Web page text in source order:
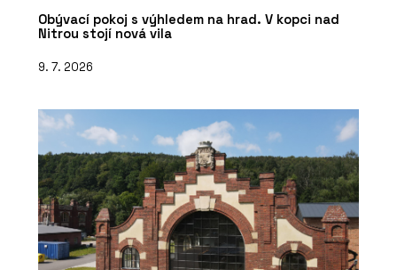
Obývací pokoj s výhledem na hrad. V kopci nad
Nitrou stojí nová vila
9. 7. 2026